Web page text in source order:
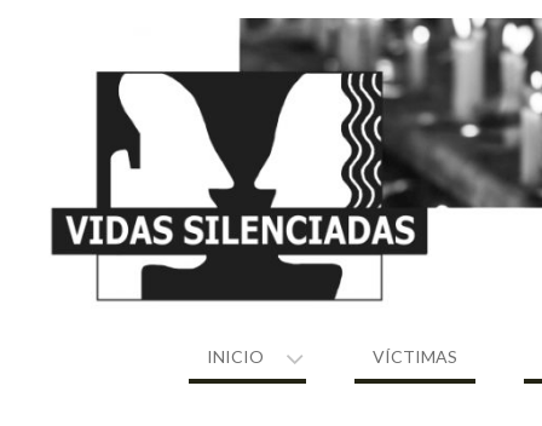
INICIO VÍCTIMAS